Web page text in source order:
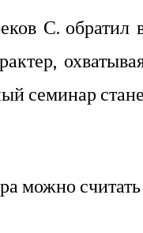
С. обратил
семинар
можно